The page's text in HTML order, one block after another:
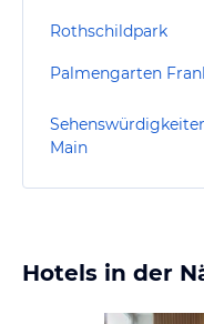
Rothschildpark
Main
Hotels in der